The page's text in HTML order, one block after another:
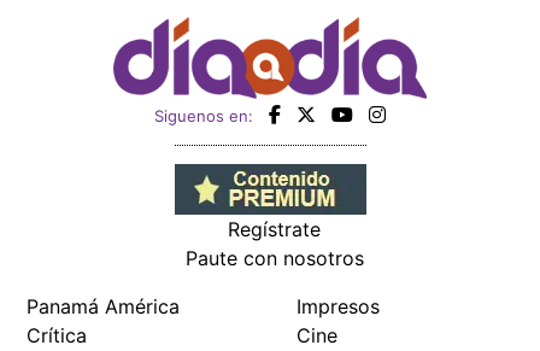
Siguenos en:
Regístrate
Paute con nosotros
Panamá América
Crítica
Impresos
Cine